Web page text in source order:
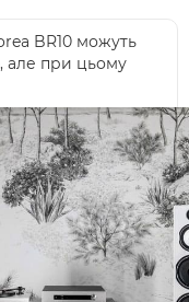
BR10 можуть
але при цьому